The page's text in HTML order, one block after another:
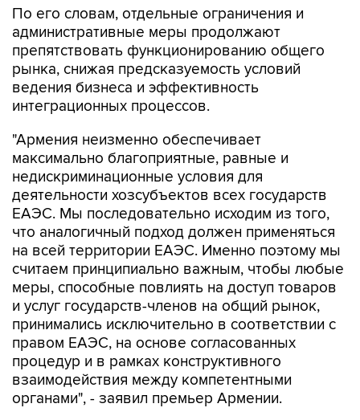
По его словам, отдельные ограничения и
административные меры продолжают
препятствовать функционированию общего
рынка, снижая предсказуемость условий
ведения бизнеса и эффективность
интеграционных процессов.
"Армения неизменно обеспечивает
максимально благоприятные, равные и
недискриминационные условия для
деятельности хозсубъектов всех государств
ЕАЭС. Мы последовательно исходим из того,
что аналогичный подход должен применяться
на всей территории ЕАЭС. Именно поэтому мы
считаем принципиально важным, чтобы любые
меры, способные повлиять на доступ товаров
и услуг государств-членов на общий рынок,
принимались исключительно в соответствии с
правом ЕАЭС, на основе согласованных
процедур и в рамках конструктивного
взаимодействия между компетентными
органами", - заявил премьер Армении.